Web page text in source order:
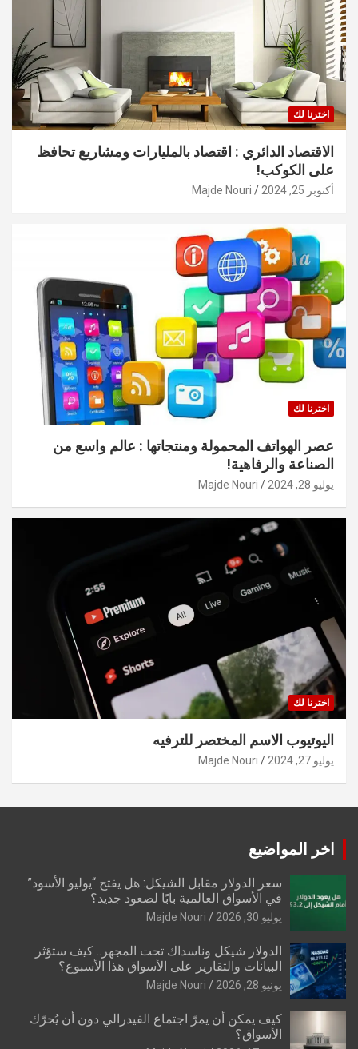
اخترنا لك
الاقتصاد الدائري : اقتصاد بالمليارات ومشاريع تحافظ
على الكوكب!
أكتوبر 25, 2024 Majde Nouri
اخترنا لك
عصر الهواتف المحمولة ومنتجاتها : عالم واسع من
الصناعة والرفاهية!
يوليو 28, 2024 Majde Nouri
اخترنا لك
اليوتيوب الاسم المختصر للترفيه
يوليو 27, 2024 Majde Nouri
اخر المواضيع
سعر الدولار مقابل الشيكل: هل يفتح “يوليو الأسود”
في الأسواق العالمية بابًا لصعود جديد؟
يوليو 30, 2026 Majde Nouri
الدولار شيكل وناسداك تحت المجهر.. كيف ستؤثر
البيانات والتقارير على الأسواق هذا الأسبوع؟
يونيو 28, 2026 Majde Nouri
كيف يمكن أن يمرّ اجتماع الفيدرالي دون أن يُحرّك
الأسواق؟